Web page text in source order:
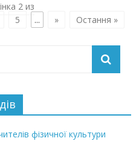
2 из
5 ... » Остання »
фізичної культури